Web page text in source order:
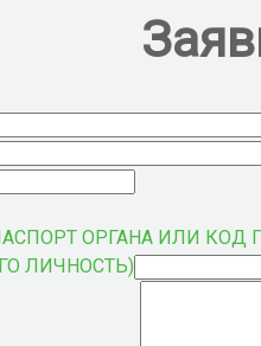
ОРГАНА ИЛИ КОД
ЛИЧНОСТЬ)